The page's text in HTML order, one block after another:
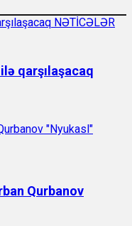
qarşılaşacaq
Qurbanov